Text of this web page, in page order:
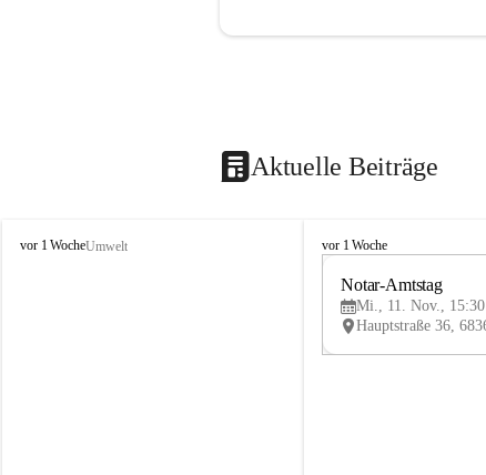
Aktuelle Beiträge
V
vor 1 WocheUmwelt
V
vor 1 Woche
Notar-Amtstag
Mi., 11. Nov., 15:30